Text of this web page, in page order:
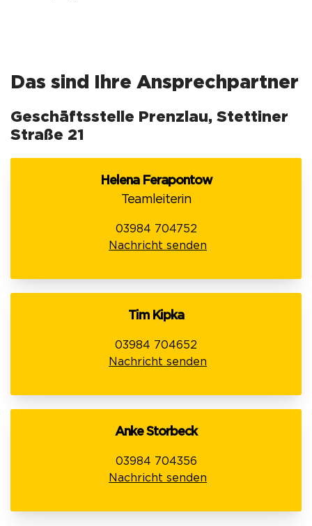
Das sind Ihre Ansprechpartner
Geschäftsstelle Prenzlau, Stettiner
Straße 21
Helena Ferapontow
Teamleiterin
03984 704752
Nachricht senden
Tim Kipka
03984 704652
Nachricht senden
Anke Storbeck
03984 704356
Nachricht senden